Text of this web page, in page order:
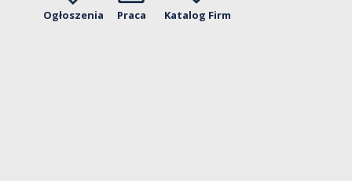
Ogłoszenia Praca Katalog Firm